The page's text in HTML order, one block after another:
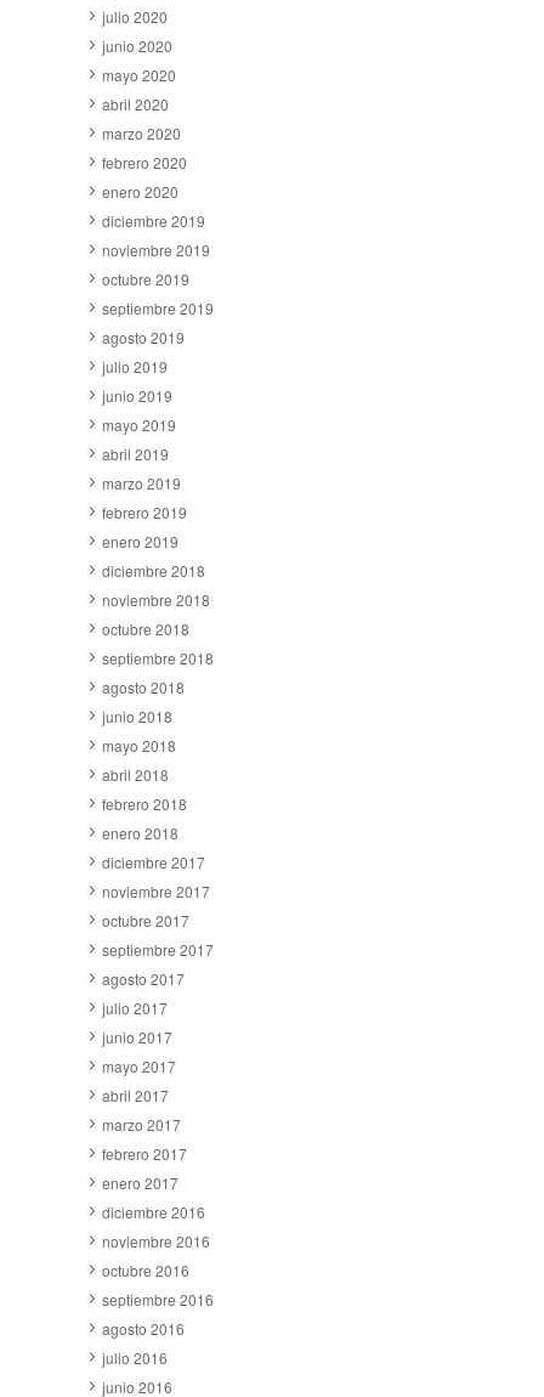
julio 2020
junio 2020
mayo 2020
abril 2020
marzo 2020
febrero 2020
enero 2020
diciembre 2019
noviembre 2019
octubre 2019
septiembre 2019
agosto 2019
julio 2019
junio 2019
mayo 2019
abril 2019
marzo 2019
febrero 2019
enero 2019
diciembre 2018
noviembre 2018
octubre 2018
septiembre 2018
agosto 2018
junio 2018
mayo 2018
abril 2018
febrero 2018
enero 2018
diciembre 2017
noviembre 2017
octubre 2017
septiembre 2017
agosto 2017
julio 2017
junio 2017
mayo 2017
abril 2017
marzo 2017
febrero 2017
enero 2017
diciembre 2016
noviembre 2016
octubre 2016
septiembre 2016
agosto 2016
julio 2016
junio 2016